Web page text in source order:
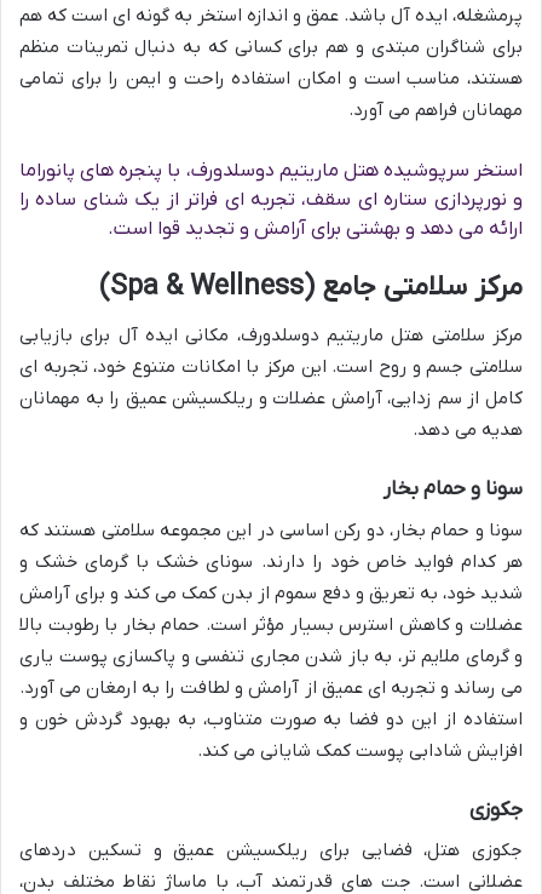
پرمشغله، ایده آل باشد. عمق و اندازه استخر به گونه ای است که هم
برای شناگران مبتدی و هم برای کسانی که به دنبال تمرینات منظم
هستند، مناسب است و امکان استفاده راحت و ایمن را برای تمامی
مهمانان فراهم می آورد.
استخر سرپوشیده هتل ماریتیم دوسلدورف، با پنجره های پانوراما
و نورپردازی ستاره ای سقف، تجربه ای فراتر از یک شنای ساده را
ارائه می دهد و بهشتی برای آرامش و تجدید قوا است.
مرکز سلامتی جامع (Spa & Wellness)
مرکز سلامتی هتل ماریتیم دوسلدورف، مکانی ایده آل برای بازیابی
سلامتی جسم و روح است. این مرکز با امکانات متنوع خود، تجربه ای
کامل از سم زدایی، آرامش عضلات و ریلکسیشن عمیق را به مهمانان
هدیه می دهد.
سونا و حمام بخار
سونا و حمام بخار، دو رکن اساسی در این مجموعه سلامتی هستند که
هر کدام فواید خاص خود را دارند. سونای خشک با گرمای خشک و
شدید خود، به تعریق و دفع سموم از بدن کمک می کند و برای آرامش
عضلات و کاهش استرس بسیار مؤثر است. حمام بخار با رطوبت بالا
و گرمای ملایم تر، به باز شدن مجاری تنفسی و پاکسازی پوست یاری
می رساند و تجربه ای عمیق از آرامش و لطافت را به ارمغان می آورد.
استفاده از این دو فضا به صورت متناوب، به بهبود گردش خون و
افزایش شادابی پوست کمک شایانی می کند.
جکوزی
جکوزی هتل، فضایی برای ریلکسیشن عمیق و تسکین دردهای
عضلانی است. جت های قدرتمند آب، با ماساژ نقاط مختلف بدن،